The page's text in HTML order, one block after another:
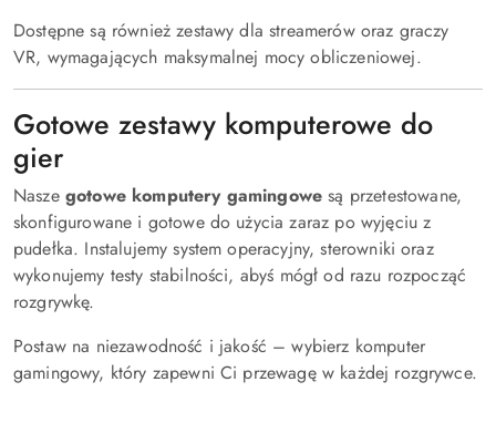
Dostępne są również zestawy dla streamerów oraz graczy
VR, wymagających maksymalnej mocy obliczeniowej.
Gotowe zestawy komputerowe do
gier
Nasze gotowe komputery gamingowe są przetestowane,
skonfigurowane i gotowe do użycia zaraz po wyjęciu z
pudełka. Instalujemy system operacyjny, sterowniki oraz
wykonujemy testy stabilności, abyś mógł od razu rozpocząć
rozgrywkę.
Postaw na niezawodność i jakość – wybierz komputer
gamingowy, który zapewni Ci przewagę w każdej rozgrywce.